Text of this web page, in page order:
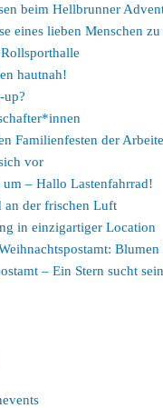
beim Hellbrunner
eines lieben Menschen
hautnah!
up?
Familienfesten der
vor
– Hallo Lastenfahrrad!
an der frischen Luft
in einzigartiger Location
– Ein Stern sucht